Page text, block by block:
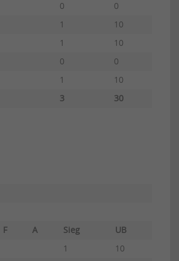
0
0
1
10
1
10
0
0
1
10
3
30
F A Sieg
UB
1
10